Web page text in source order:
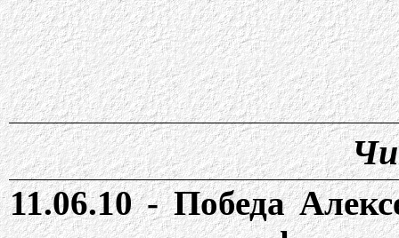
11.06.10 -Победа